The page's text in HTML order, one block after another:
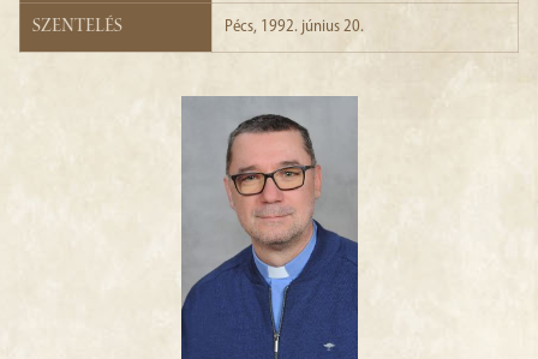
Szentelés Pécs, 1992. június 20.